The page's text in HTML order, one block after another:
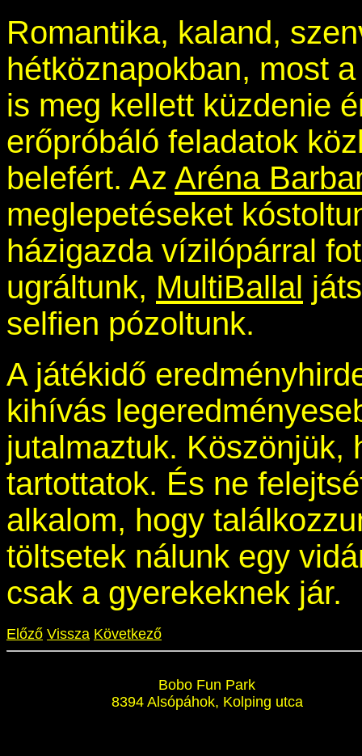
Romantika, kaland,
hétköznapokban, most
is meg kellett küzdenie
erőpróbáló feladatok
belefért. Az Aréna
meglepetéseket
házigazda vízilópárral
ugráltunk, MultiBallal
selfien pózoltunk.
A játékidő
kihívás
jutalmaztuk. Köszönjük,
tartottatok. És ne
alkalom, hogy
töltsetek nálunk egy
csak a gyerekeknek jár.
Előző Vissza Következő
Bobo Fun Park
8394 Alsópáhok, Kolping utca